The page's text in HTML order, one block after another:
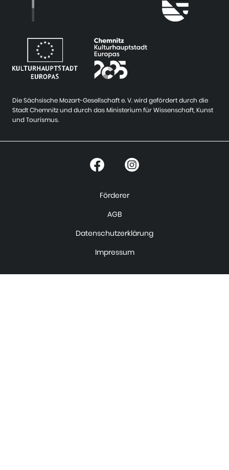
Die Sächsische Mozart-Gesellschaft e. V. wird gefördert durch die
Stadt Chemnitz und durch das Ministerium für Wissenschaft, Kunst
und Tourismus.
Förderer
AGB
Datenschutzerklärung
Impressum